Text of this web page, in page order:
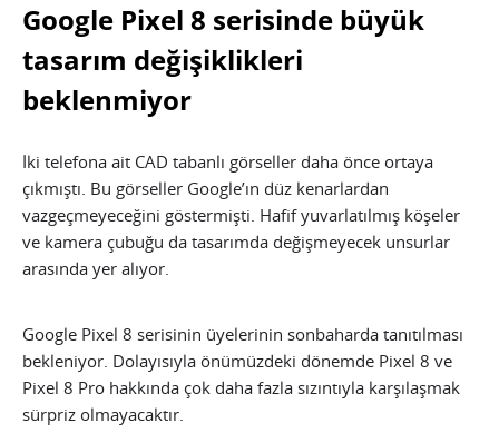
Google Pixel 8 serisinde büyük
tasarım değişiklikleri
beklenmiyor
İki telefona ait CAD tabanlı görseller daha önce ortaya
çıkmıştı. Bu görseller Google’ın düz kenarlardan
vazgeçmeyeceğini göstermişti. Hafif yuvarlatılmış köşeler
ve kamera çubuğu da tasarımda değişmeyecek unsurlar
arasında yer alıyor.
Google Pixel 8 serisinin üyelerinin sonbaharda tanıtılması
bekleniyor. Dolayısıyla önümüzdeki dönemde Pixel 8 ve
Pixel 8 Pro hakkında çok daha fazla sızıntıyla karşılaşmak
sürpriz olmayacaktır.